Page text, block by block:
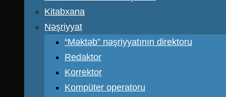
Kitabxana
Nəşriyyat
“Məktəb” nəşriyyatının direktoru
Redaktor
Korrektor
Kompüter operatoru